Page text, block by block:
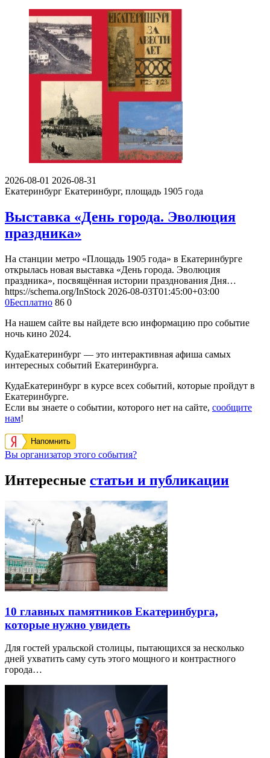
2026-08-01 2026-08-31
Екатеринбург Екатеринбург, площадь 1905 года
Выставка «День города. Эволюция
праздника»
На станции метро «Площадь 1905 года» в Екатеринбурге
открылась новая выставка «День города. Эволюция
праздника», посвящённая истории празднования Дня…
https://schema.org/InStock 2026-08-03T01:45:00+03:00
0Бесплатно 86 0
На нашем сайте вы найдете всю информацию про событие
ночь кино 2024.
КудаЕкатеринбург — это интерактивная афиша самых
интересных событий Екатеринбурга.
КудаЕкатеринбург в курсе всех событий, которые пройдут в
Екатеринбурге.
Если вы знаете о событии, которого нет на сайте, сообщите
нам!
Напомнить
Вы организатор этого события?
Интересные статьи и публикации
10 главных памятников Екатеринбурга,
которые нужно увидеть
Для гостей уральской столицы, пытающихся за несколько
дней ухватить саму суть этого мощного и контрастного
города…